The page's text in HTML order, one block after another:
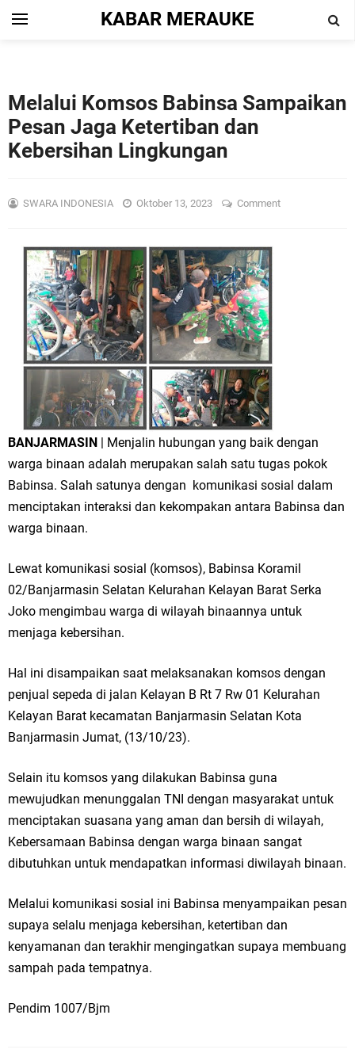
KABAR MERAUKE
Melalui Komsos Babinsa Sampaikan
Pesan Jaga Ketertiban dan
Kebersihan Lingkungan
SWARA INDONESIA Oktober 13, 2023 Comment
BANJARMASIN | Menjalin hubungan yang baik dengan
warga binaan adalah merupakan salah satu tugas pokok
Babinsa. Salah satunya dengan komunikasi sosial dalam
menciptakan interaksi dan kekompakan antara Babinsa dan
warga binaan.
Lewat komunikasi sosial (komsos), Babinsa Koramil
02/Banjarmasin Selatan Kelurahan Kelayan Barat Serka
Joko mengimbau warga di wilayah binaannya untuk
menjaga kebersihan.
Hal ini disampaikan saat melaksanakan komsos dengan
penjual sepeda di jalan Kelayan B Rt 7 Rw 01 Kelurahan
Kelayan Barat kecamatan Banjarmasin Selatan Kota
Banjarmasin Jumat, (13/10/23).
Selain itu komsos yang dilakukan Babinsa guna
mewujudkan menunggalan TNI dengan masyarakat untuk
menciptakan suasana yang aman dan bersih di wilayah,
Kebersamaan Babinsa dengan warga binaan sangat
dibutuhkan untuk mendapatkan informasi diwilayah binaan.
Melalui komunikasi sosial ini Babinsa menyampaikan pesan
supaya selalu menjaga kebersihan, ketertiban dan
kenyamanan dan terakhir mengingatkan supaya membuang
sampah pada tempatnya.
Pendim 1007/Bjm